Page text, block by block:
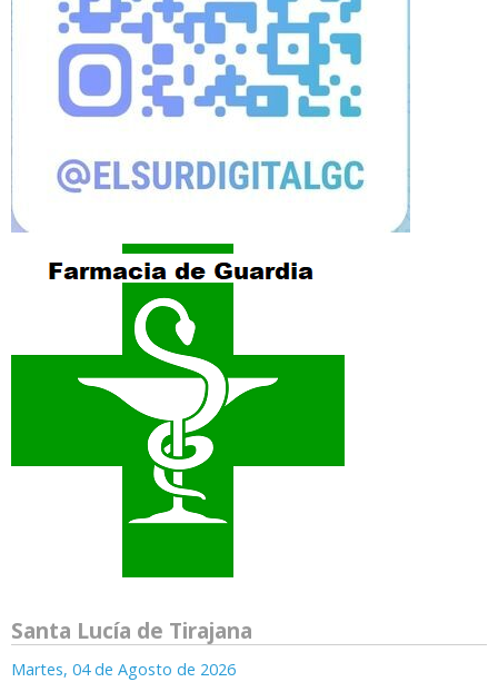
Santa Lucía de Tirajana
Martes, 04 de Agosto de 2026